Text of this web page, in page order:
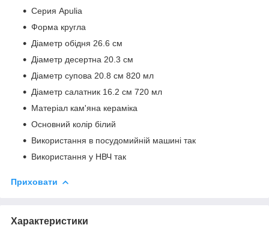
Серия Apulia
Форма кругла
Діаметр обідня 26.6 см
Діаметр десертна 20.3 см
Діаметр супова 20.8 см 820 мл
Діаметр салатник 16.2 см 720 мл
Матеріал кам'яна кераміка
Основний колір білий
Використання в посудомийній машині так
Використання у НВЧ так
Приховати
Характеристики